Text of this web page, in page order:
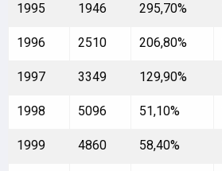
1995 1946 295,70%
1996 2510 206,80%
1997 3349 129,90%
1998 5096 51,10%
1999 4860 58,40%